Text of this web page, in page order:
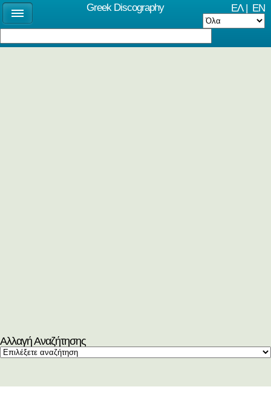
ΕΛ| EN
Αλλαγή Αναζήτησης
Greek Discography